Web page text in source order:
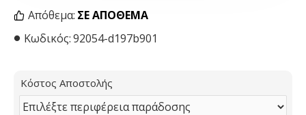
Απόθεμα: ΣΕ ΑΠΌΘΕΜΑ
Κωδικός:92054-d197b901
Κόστος Αποστολής